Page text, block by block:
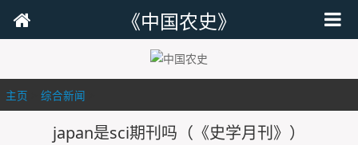
《中国农史》
主页 综合新闻
japan是sci期刊吗（《史学月刊》）